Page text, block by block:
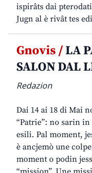
ispirâts dai
Jugn al è rivât tes
Gnovis /LA
SALON DAL
Redazion
Dai 14 ai 18 di Mai
“Patrie”: no sarin
esili. Pal moment,
è ancjemò une
moment o podin